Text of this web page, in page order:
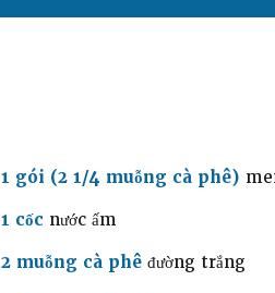
1 gói (2 1/4 muỗng cà phê)
1 cốc nước ấm
2 muỗng cà phê đường trắng